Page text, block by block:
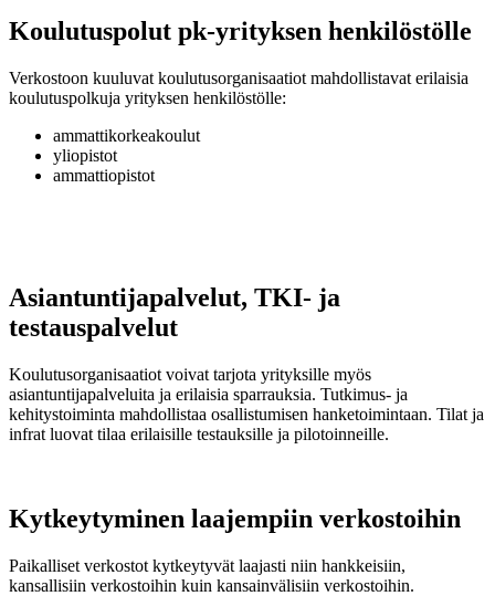
Koulutuspolut pk-yrityksen henkilöstölle
Verkostoon kuuluvat koulutusorganisaatiot mahdollistavat erilaisia
koulutuspolkuja yrityksen henkilöstölle:
ammattikorkeakoulut
yliopistot
ammattiopistot
Asiantuntijapalvelut, TKI- ja
testauspalvelut
Koulutusorganisaatiot voivat tarjota yrityksille myös
asiantuntijapalveluita ja erilaisia sparrauksia. Tutkimus- ja
kehitystoiminta mahdollistaa osallistumisen hanketoimintaan. Tilat ja
infrat luovat tilaa erilaisille testauksille ja pilotoinneille.
Kytkeytyminen laajempiin verkostoihin
Paikalliset verkostot kytkeytyvät laajasti niin hankkeisiin,
kansallisiin verkostoihin kuin kansainvälisiin verkostoihin.